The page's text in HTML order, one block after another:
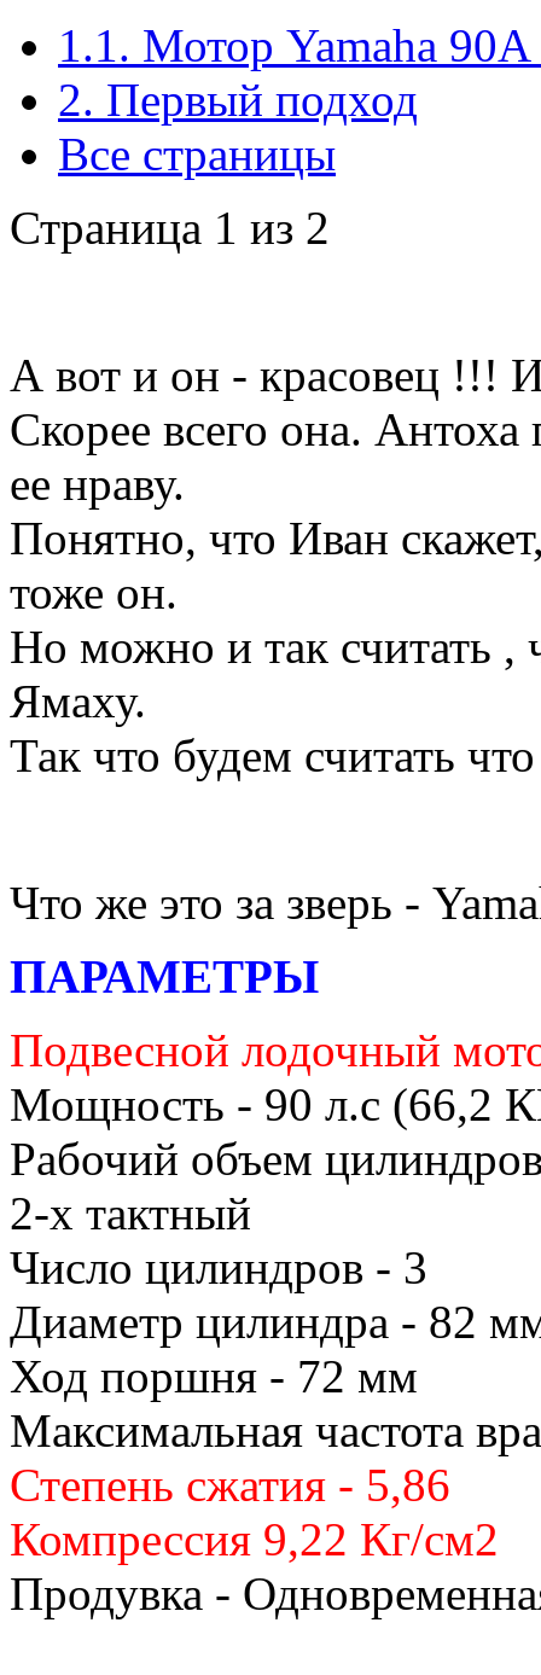
1.1. Мотор Yamaha
2. Первый подход
Все страницы
Страница 1 из 2
А вот и он - красовец !!!
Скорее всего она.
ее нраву.
Понятно, что Иван
тоже он.
Но можно и так считать ,
Ямаху.
Так что будем считать
Что же это за зверь -
ПАРАМЕТРЫ
Подвесной лодочный
Мощность - 90 л.с (66,2
Рабочий объем
2-х тактный
Число цилиндров - 3
Диаметр цилиндра - 82
Ход поршня - 72 мм
Максимальная частота
Степень сжатия - 5,86
Компрессия 9,22 Кг/см2
Продувка -